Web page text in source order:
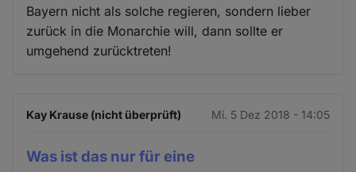
Bayern nicht als solche regieren, sondern lieber
zurück in die Monarchie will, dann sollte er
umgehend zurücktreten!
Kay Krause (nicht überprüft) Mi. 5 Dez 2018 - 14:05
Was ist das nur für eine